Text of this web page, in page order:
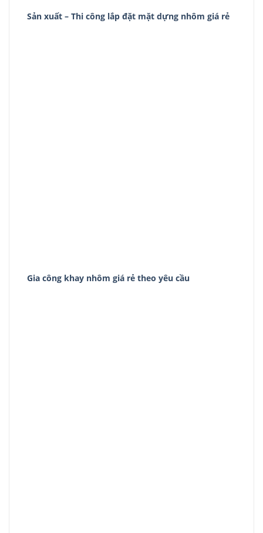
Sản xuất – Thi công lắp đặt mặt dựng nhôm giá rẻ
Gia công khay nhôm giá rẻ theo yêu cầu